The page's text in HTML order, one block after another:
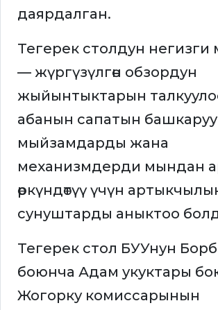
даярдалган.
Тегерек столдун негизги
— жүргүзүлгөн обзордун
жыйынтыктарын
абанын сапатын
мыйзамдарды жана
механизмдерди мындан
өркүндөтүү үчүн
сунуштарды аныктоо
Тегерек стол БУУнун
боюнча Адам укуктары
Жогорку комиссарынын